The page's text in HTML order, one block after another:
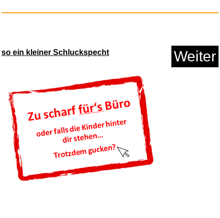
Psy Myself...
so ein kleiner Schluckspecht Weiter